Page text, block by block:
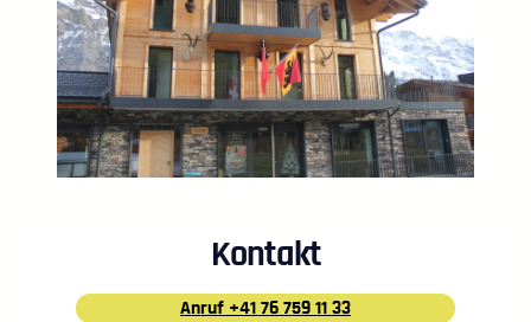
Kontakt
Anruf +41 76 759 11 33